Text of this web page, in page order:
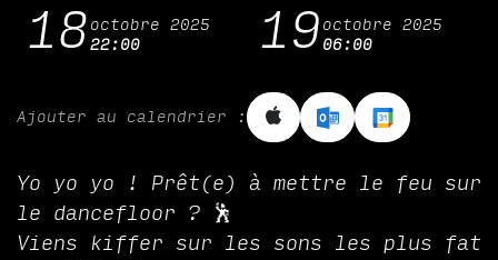
18 octobre 2025
22:00
19 octobre 2025
06:00
Ajouter au calendrier :
Yo yo yo ! Prêt(e) à mettre le feu sur
le dancefloor ? 🕺
Viens kiffer sur les sons les plus fat